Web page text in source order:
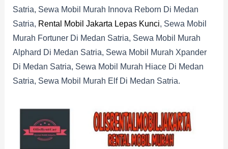
Satria, Sewa Mobil Murah Innova Reborn Di Medan
Satria, Rental Mobil Jakarta Lepas Kunci, Sewa Mobil
Murah Fortuner Di Medan Satria, Sewa Mobil Murah
Alphard Di Medan Satria, Sewa Mobil Murah Xpander
Di Medan Satria, Sewa Mobil Murah Hiace Di Medan
Satria, Sewa Mobil Murah Elf Di Medan Satria.